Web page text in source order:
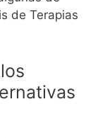
de Terapias